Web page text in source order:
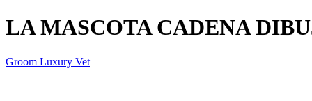
LA MASCOTA CADENA
Groom Luxury Vet